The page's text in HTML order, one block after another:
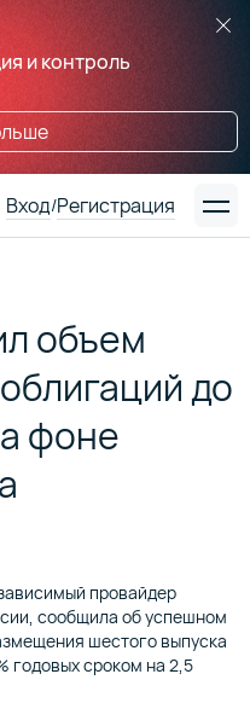
и контроль
Вход/Регистрация
объем
до
фоне
провайдер
сообщила об успешном
шестого выпуска
годовых сроком на 2,5